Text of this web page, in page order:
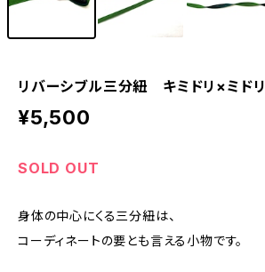
リバーシブル三分紐 キミドリ×ミドリ
¥5,500
SOLD OUT
身体の中心にくる三分紐は、
コーディネートの要とも言える小物です。